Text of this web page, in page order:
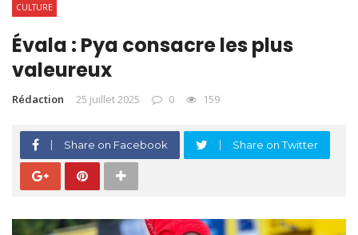
CULTURE
Évala : Pya consacre les plus
valeureux
Rédaction 25 juillet 2025 0 159
Share on Facebook Share on Twitter